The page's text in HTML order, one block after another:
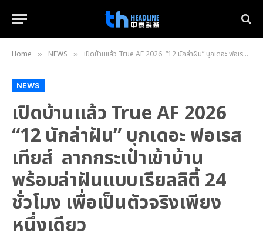
Home » NEWS » เปิดบ้านแล้ว True AF 2026 “12 นักล่าฝัน” บุกเดอะ ฟอเรสเทียส์ ลากกระเป๋าเข้าบ้าน พร้อมล่าฝันแบบเรียลลิตี้ 24 ชั่วโมง เพื่อเป็นตัวจริงเพียงหนึ่งเดียว
NEWS
เปิดบ้านแล้ว True AF 2026
“12 นักล่าฝัน” บุกเดอะ ฟอเรส
เทียส์ ลากกระเป๋าเข้าบ้าน
พร้อมล่าฝันแบบเรียลลิตี้ 24
ชั่วโมง เพื่อเป็นตัวจริงเพียง
หนึ่งเดียว